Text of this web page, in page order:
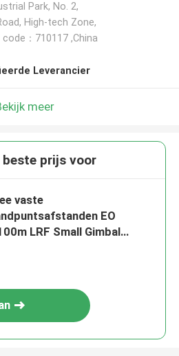
Park, No. 2,
High-tech Zone,
：710117 ,China
Leverancier
meer
beste prijs voor
vaste
EO
LRF Small Gimbal